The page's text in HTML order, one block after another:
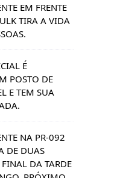
EM FRENTE
TIRA A VIDA
É
POSTO DE
E TEM SUA
NA PR-092
DE DUAS
DA TARDE